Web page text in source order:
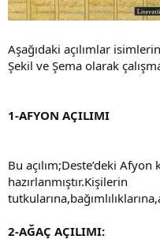
Aşağıdaki açılımlar
Şekil ve Şema olarak
1-AFYON AÇILIMI
Bu açılım;Deste’deki
hazırlanmıştır.Kişilerin
2-AĞAÇ AÇILIMI: